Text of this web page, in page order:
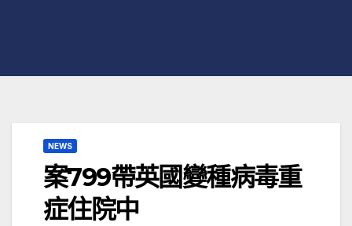
NEWS
案799帶英國變種病毒重
症住院中